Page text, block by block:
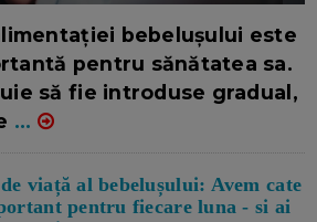
bebelușului este
pentru sănătatea sa.
să fie introduse gradual,
...
viață al bebelușului: Avem cate
pentru fiecare luna - si ai